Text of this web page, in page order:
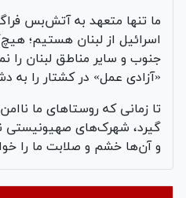
ما تنها متعهد به آتش‌بس
اسرائیل از لبنان هستیم؛
جنوب و سایر مناطق لبنان را
«آزادی عمل» در کشتار را
تا زمانی که روستاهای ما
گیرد، شهرک‌های صهیونیستی
و آن‌ها خشم و صلابت ما را